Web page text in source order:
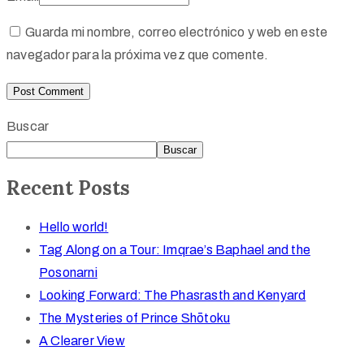
Guarda mi nombre, correo electrónico y web en este
navegador para la próxima vez que comente.
Buscar
Buscar
Recent Posts
Hello world!
Tag Along on a Tour: Imqrae’s Baphael and the
Posonarni
Looking Forward: The Phasrasth and Kenyard
The Mysteries of Prince Shōtoku
A Clearer View